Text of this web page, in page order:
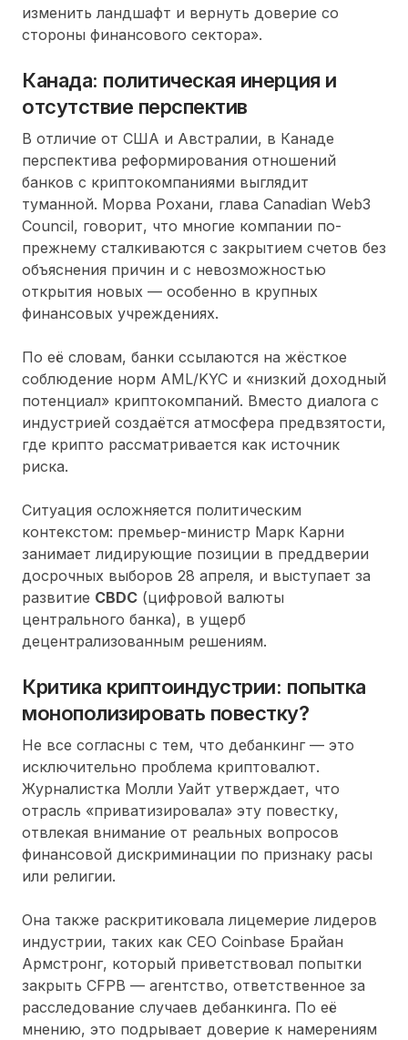
изменить ландшафт и вернуть доверие со
стороны финансового сектора».
Канада: политическая инерция и
отсутствие перспектив
В отличие от США и Австралии, в Канаде
перспектива реформирования отношений
банков с криптокомпаниями выглядит
туманной. Морва Рохани, глава Canadian Web3
Council, говорит, что многие компании по-
прежнему сталкиваются с закрытием счетов без
объяснения причин и с невозможностью
открытия новых — особенно в крупных
финансовых учреждениях.
По её словам, банки ссылаются на жёсткое
соблюдение норм AML/KYC и «низкий доходный
потенциал» криптокомпаний. Вместо диалога с
индустрией создаётся атмосфера предвзятости,
где крипто рассматривается как источник
риска.
Ситуация осложняется политическим
контекстом: премьер-министр Марк Карни
занимает лидирующие позиции в преддверии
досрочных выборов 28 апреля, и выступает за
развитие CBDC (цифровой валюты
центрального банка), в ущерб
децентрализованным решениям.
Критика криптоиндустрии: попытка
монополизировать повестку?
Не все согласны с тем, что дебанкинг — это
исключительно проблема криптовалют.
Журналистка Молли Уайт утверждает, что
отрасль «приватизировала» эту повестку,
отвлекая внимание от реальных вопросов
финансовой дискриминации по признаку расы
или религии.
Она также раскритиковала лицемерие лидеров
индустрии, таких как CEO Coinbase Брайан
Армстронг, который приветствовал попытки
закрыть CFPB — агентство, ответственное за
расследование случаев дебанкинга. По её
мнению, это подрывает доверие к намерениям